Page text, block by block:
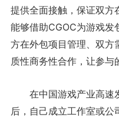
提供全面接触，保证双方
能够借助CGOC为游戏发
方在外包项目管理、双方
质性商务性合作，让参与
在中国游戏产业高速
后，自己成立工作室或